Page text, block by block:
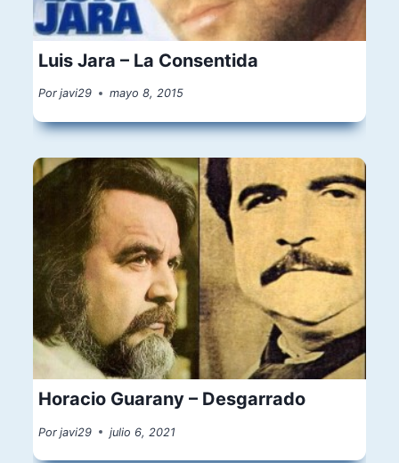
Luis Jara – La Consentida
Por javi29 mayo 8, 2015
Horacio Guarany – Desgarrado
Por javi29 julio 6, 2021